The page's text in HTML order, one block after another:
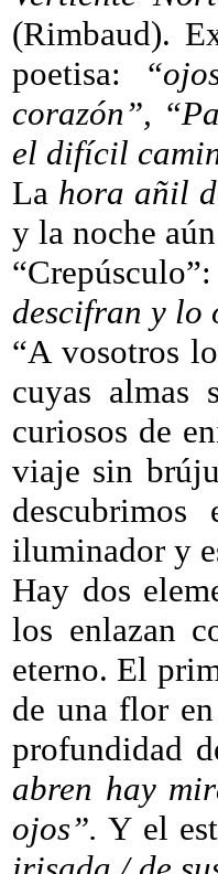
(Rimbaud).
poetisa:
corazón”,
el difícil
La hora añil
y la noche
“Crepúsculo”:
descifran y lo
“A vosotros
cuyas almas
curiosos de
viaje sin
iluminador y
Hay dos
los enlazan
eterno. El
de una flor
profundidad
abren hay
ojos”. Y el